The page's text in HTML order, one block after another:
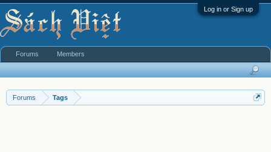
Log in or Sign up
Forums Tags
Forums Members